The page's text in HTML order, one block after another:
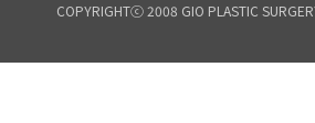
COPYRIGHTⓒ 2008 GIO PLASTIC